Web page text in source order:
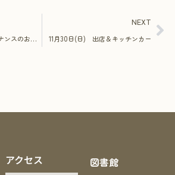
図書館システムメンテナンスのお知らせ
NEXT
11月30日(日) 出店＆キッチンカー
アクセス
図書館